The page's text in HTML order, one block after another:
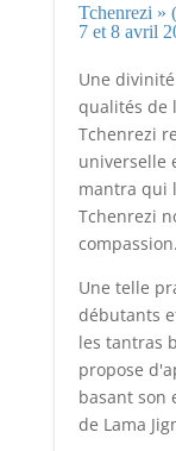
Tchenrezi »
7 et 8 avril
Une
qualités de
Tchenrezi
universelle
mantra qui
Tchenrezi
compassion.
Une telle
débutants
les tantras
propose
basant son
de Lama